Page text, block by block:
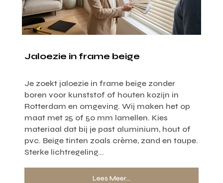
Jaloezie in frame beige
Je zoekt jaloezie in frame beige zonder
boren voor kunststof of houten kozijn in
Rotterdam en omgeving. Wij maken het op
maat met 25 of 50 mm lamellen. Kies
materiaal dat bij je past aluminium, hout of
pvc. Beige tinten zoals crème, zand en taupe.
Sterke lichtregeling...
Lees Meer...